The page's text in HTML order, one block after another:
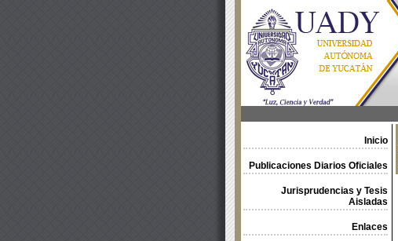
Inicio
Publicaciones Diarios Oficiales
Jurisprudencias y Tesis
Aisladas
Enlaces